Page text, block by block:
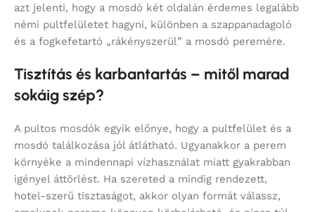
azt jelenti, hogy a mosdó két oldalán érdemes legalább
némi pultfelületet hagyni, különben a szappanadagoló
és a fogkefetartó „rákényszerül” a mosdó peremére.
Tisztítás és karbantartás – mitől marad
sokáig szép?
A pultos mosdók egyik előnye, hogy a pultfelület és a
mosdó találkozása jól átlátható. Ugyanakkor a perem
környéke a mindennapi vízhasználat miatt gyakrabban
igényel áttörlést. Ha szereted a mindig rendezett,
hotel-szerű tisztaságot, akkor olyan formát válassz,